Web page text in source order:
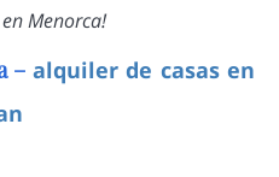
en Menorca!
– alquiler de casas en